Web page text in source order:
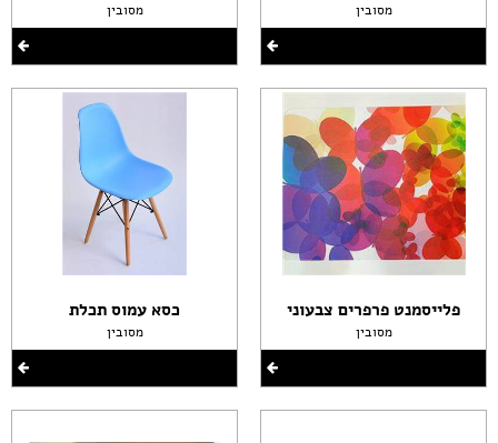
מסובין
פלייסמנט פרפרים צבעוני
מסובין
מסובין
כסא עמוס תכלת
מסובין